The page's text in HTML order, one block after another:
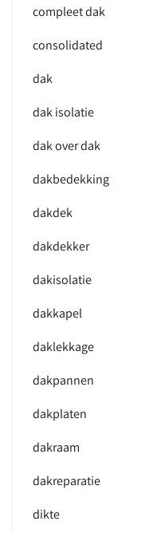
compleet dak
consolidated
dak
dak isolatie
dak over dak
dakbedekking
dakdek
dakdekker
dakisolatie
dakkapel
daklekkage
dakpannen
dakplaten
dakraam
dakreparatie
dikte